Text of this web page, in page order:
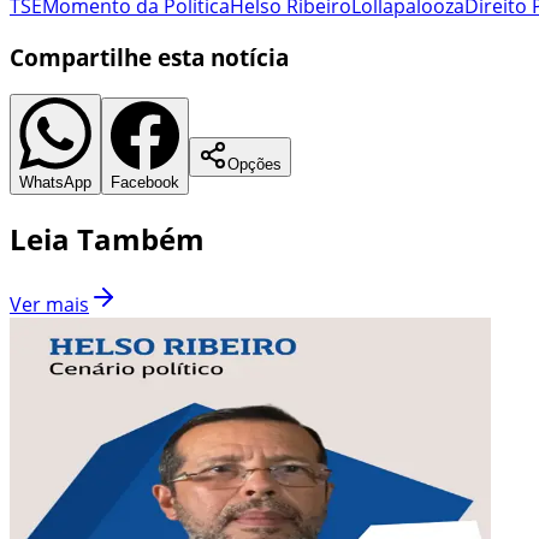
TSEMomento da PolíticaHelso RibeiroLollapaloozaDireito
Compartilhe esta notícia
WhatsApp Facebook
Opções
Leia Também
Ver mais